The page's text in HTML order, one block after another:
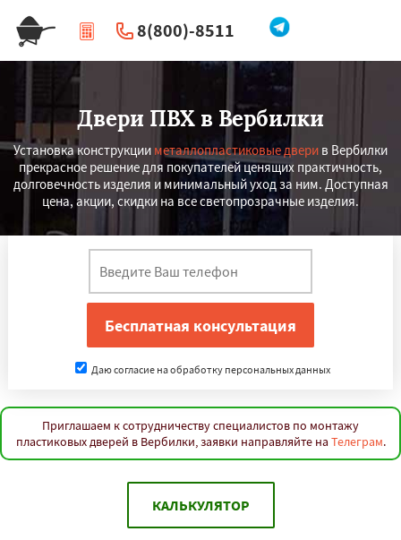
8(800)-8511
| Перезвоните мне
Двери ПВХ в Вербилки
Установка конструкции металлопластиковые двери в Вербилки
прекрасное решение для покупателей ценящих практичность,
долговечность изделия и минимальный уход за ним. Доступная
цена, акции, скидки на все светопрозрачные изделия.
Даю согласие на обработку персональных данных
Приглашаем к сотрудничеству специалистов по монтажу
пластиковых дверей в Вербилки, заявки направляйте на Телеграм.
КАЛЬКУЛЯТОР